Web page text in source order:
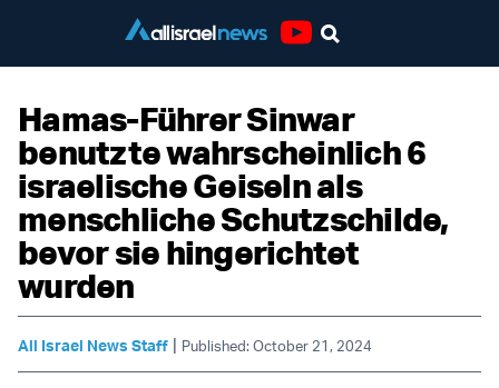
Hamas-Führer Sinwar
benutzte wahrscheinlich 6
israelische Geiseln als
menschliche Schutzschilde,
bevor sie hingerichtet
wurden
All Israel News Staff | Published: October 21, 2024